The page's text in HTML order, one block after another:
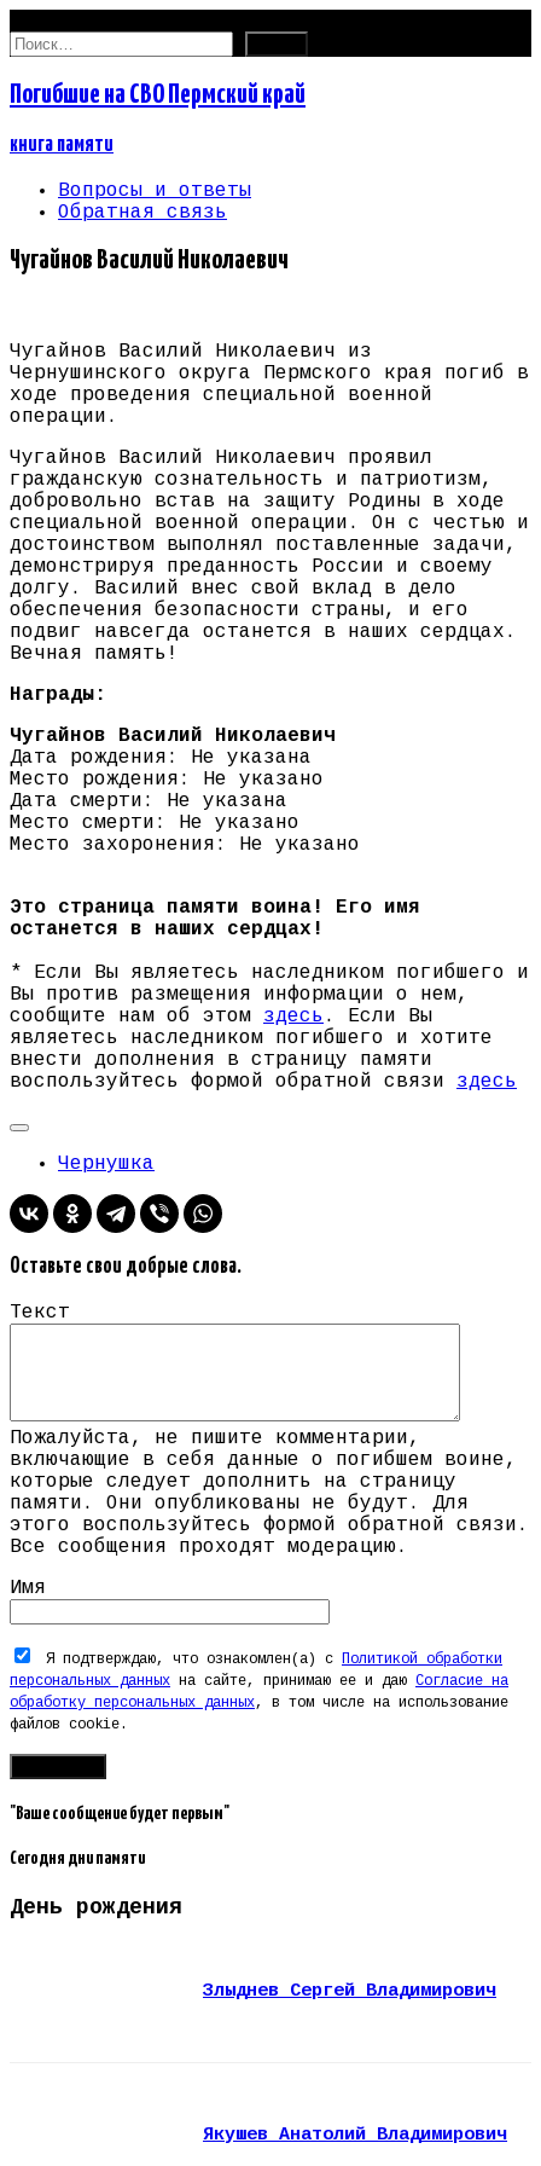
Найти:
Погибшие на СВО Пермский край
книга памяти
Вопросы и ответы
Обратная связь
Чугайнов Василий Николаевич
Чугайнов Василий Николаевич из
Чернушинского округа Пермского края погиб в
ходе проведения специальной военной
операции.
Чугайнов Василий Николаевич проявил
гражданскую сознательность и патриотизм,
добровольно встав на защиту Родины в ходе
специальной военной операции. Он с честью и
достоинством выполнял поставленные задачи,
демонстрируя преданность России и своему
долгу. Василий внес свой вклад в дело
обеспечения безопасности страны, и его
подвиг навсегда останется в наших сердцах.
Вечная память!
Награды:
Чугайнов Василий Николаевич
Дата рождения: Не указана
Место рождения: Не указано
Дата смерти: Не указана
Место смерти: Не указано
Место захоронения: Не указано
Это страница памяти воина! Его имя
останется в наших сердцах!
* Если Вы являетесь наследником погибшего и
Вы против размещения информации о нем,
сообщите нам об этом здесь . Если Вы
являетесь наследником погибшего и хотите
внести дополнения в страницу памяти
воспользуйтесь формой обратной связи здесь
Чернушка
Оставьте свои добрые слова.
Текст
Пожалуйста, не пишите комментарии,
включающие в себя данные о погибшем воине,
которые следует дополнить на страницу
памяти. Они опубликованы не будут. Для
этого воспользуйтесь формой обратной связи.
Все сообщения проходят модерацию.
Имя
Я подтверждаю, что ознакомлен(а) с
Политикой обработки
персональных данных на сайте, принимаю ее и даю Согласие на
обработку персональных данных, в том числе на использование
файлов cookie.
"Ваше сообщение будет первым"
Сегодня дни памяти
День рождения
Злыднев Сергей Владимирович
Якушев Анатолий Владимирович